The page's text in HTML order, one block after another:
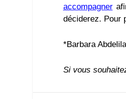
accompagner
déciderez. Pour
*Barbara
Si vous